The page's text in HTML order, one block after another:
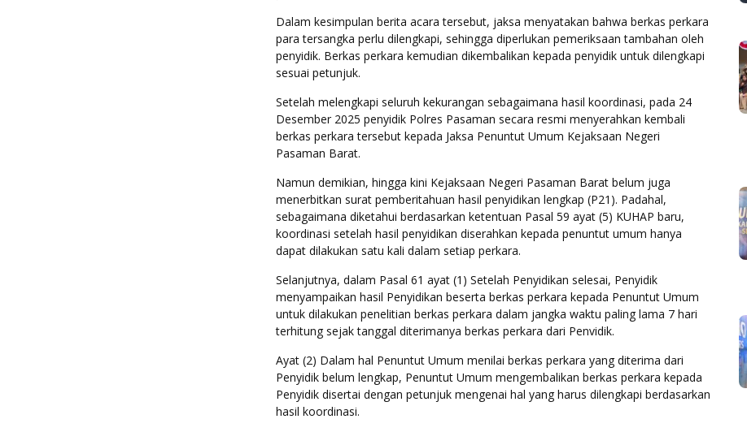
Dalam kesimpulan berita acara tersebut, jaksa menyatakan bahwa berkas perkara
para tersangka perlu dilengkapi, sehingga diperlukan pemeriksaan tambahan oleh
penyidik. Berkas perkara kemudian dikembalikan kepada penyidik untuk dilengkapi
sesuai petunjuk.
Setelah melengkapi seluruh kekurangan sebagaimana hasil koordinasi, pada 24
Desember 2025 penyidik Polres Pasaman secara resmi menyerahkan kembali
berkas perkara tersebut kepada Jaksa Penuntut Umum Kejaksaan Negeri
Pasaman Barat.
Namun demikian, hingga kini Kejaksaan Negeri Pasaman Barat belum juga
menerbitkan surat pemberitahuan hasil penyidikan lengkap (P21). Padahal,
sebagaimana diketahui berdasarkan ketentuan Pasal 59 ayat (5) KUHAP baru,
koordinasi setelah hasil penyidikan diserahkan kepada penuntut umum hanya
dapat dilakukan satu kali dalam setiap perkara.
Selanjutnya, dalam Pasal 61 ayat (1) Setelah Penyidikan selesai, Penyidik
menyampaikan hasil Penyidikan beserta berkas perkara kepada Penuntut Umum
untuk dilakukan penelitian berkas perkara dalam jangka waktu paling lama 7 hari
terhitung sejak tanggal diterimanya berkas perkara dari Penvidik.
Ayat (2) Dalam hal Penuntut Umum menilai berkas perkara yang diterima dari
Penyidik belum lengkap, Penuntut Umum mengembalikan berkas perkara kepada
Penyidik disertai dengan petunjuk mengenai hal yang harus dilengkapi berdasarkan
hasil koordinasi.